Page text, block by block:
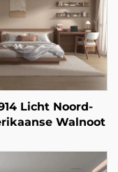
Licht Noord-
Walnoot